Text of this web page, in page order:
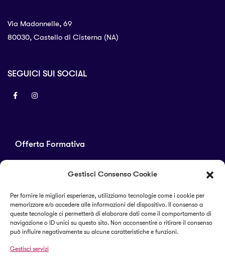
Gestisci Consenso Cookie
Per fornire le migliori esperienze, utilizziamo tecnologie come i cookie per
memorizzare e/o accedere alle informazioni del dispositivo. Il consenso a
queste tecnologie ci permetterà di elaborare dati come il comportamento di
navigazione o ID unici su questo sito. Non acconsentire o ritirare il consenso
può influire negativamente su alcune caratteristiche e funzioni.
Gestisci servizi
Offerta Formativa
Corsi di perfezionamento
Alta formazione
Via Madonnelle, 69
80030, Castello di Cisterna (NA)
SEGUICI SUI SOCIAL